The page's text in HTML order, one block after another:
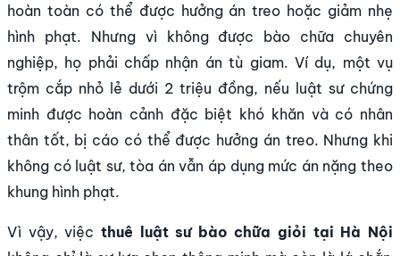
hoàn toàn có thể được hưởng án treo hoặc giảm nhẹ
hình phạt. Nhưng vì không được bào chữa chuyên
nghiệp, họ phải chấp nhận án tù giam. Ví dụ, một vụ
trộm cắp nhỏ lẻ dưới 2 triệu đồng, nếu luật sư chứng
minh được hoàn cảnh đặc biệt khó khăn và có nhân
thân tốt, bị cáo có thể được hưởng án treo. Nhưng khi
không có luật sư, tòa án vẫn áp dụng mức án nặng theo
khung hình phạt.
Vì vậy, việc thuê luật sư bào chữa giỏi tại Hà Nội